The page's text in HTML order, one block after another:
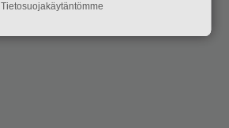
Tietosuojakäytäntömme